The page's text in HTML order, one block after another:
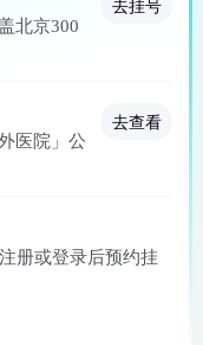
北京300
去挂号
医院」公
去查看
册或登录后预约挂